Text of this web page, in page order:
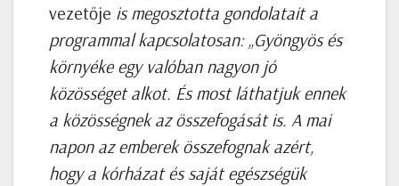
vezetője is megosztotta gondolatait a
programmal kapcsolatosan: „Gyöngyös és
környéke egy valóban nagyon jó
közösséget alkot. És most láthatjuk ennek
a közösségnek az összefogását is. A mai
napon az emberek összefognak azért,
hogy a kórházat és saját egészségük